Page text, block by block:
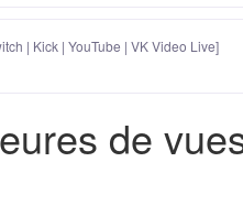
| Kick | YouTube | VK Video Live]
de